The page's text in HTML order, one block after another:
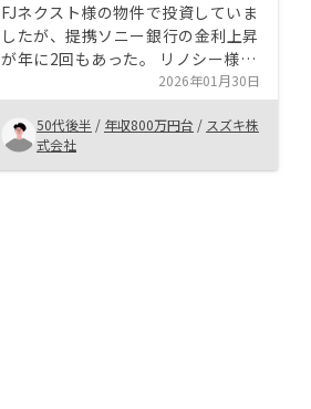
FJネクスト様の物件で投資していま
したが、提携ソニー銀行の金利上昇
が年に2回もあった。 リノシー様の
物件投資の銀行は5年縛りがある
為、5年間は安心して居られそう。
加えて、都内中心部に近い物件の
為、売却もしやすそうである。
2026年01月30日
50代後半 / 年収800万円台 / スズキ株
式会社